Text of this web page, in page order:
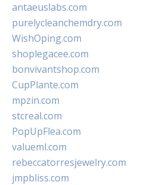
antaeuslabs.com
purelycleanchemdry.com
WishOping.com
shoplegacee.com
bonvivantshop.com
CupPlante.com
mpzin.com
stcreal.com
PopUpFlea.com
valueml.com
rebeccatorresjewelry.com
jmpbliss.com